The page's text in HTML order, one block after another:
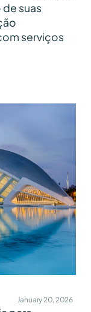
suas
serviços
January 20, 2026